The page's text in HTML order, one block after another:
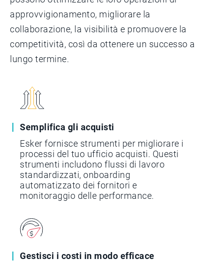
approvvigionamento, migliorare la
collaborazione, la visibilità e promuovere la
competitività, così da ottenere un successo a
lungo termine.
Semplifica gli acquisti
Esker fornisce strumenti per migliorare i
processi del tuo ufficio acquisti. Questi
strumenti includono flussi di lavoro
standardizzati, onboarding
automatizzato dei fornitori e
monitoraggio delle performance.
Gestisci i costi in modo efficace